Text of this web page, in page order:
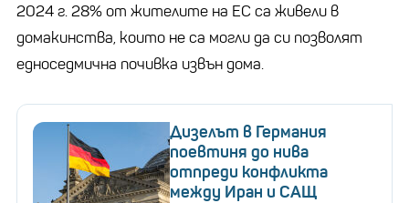
2024 г. 28% от жителите на ЕС са живели в
домакинства, които не са могли да си позволят
едноседмична почивка извън дома.
Дизелът в Германия
поевтиня до нива
отпреди конфликта
между Иран и САЩ